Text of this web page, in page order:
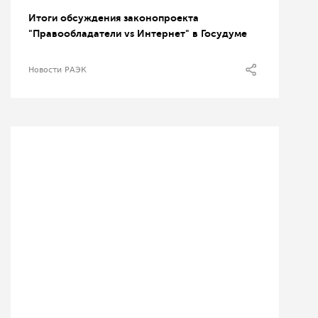
Итоги обсуждения законопроекта
"Правообладатели vs Интернет" в Госудуме
Новости РАЭК